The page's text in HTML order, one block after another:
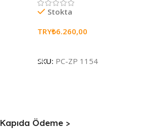
Stokta
TRY₺6.260,00
SKU: PC-ZP 1154
Kapıda Ödeme >